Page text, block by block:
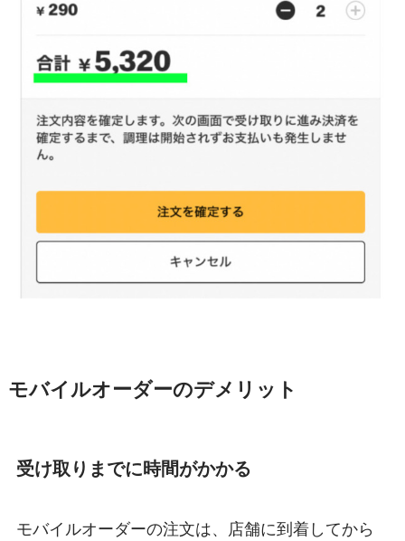
モバイルオーダーのデメリット
受け取りまでに時間がかかる
モバイルオーダーの注文は、店舗に到着してから